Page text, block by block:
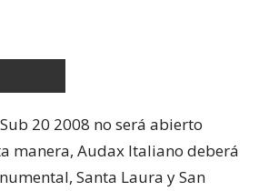
20 2008 no será abierto
manera, Audax Italiano deberá
Santa Laura y San